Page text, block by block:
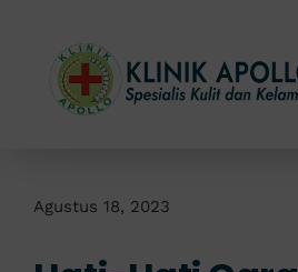
content
Agustus 18, 2023